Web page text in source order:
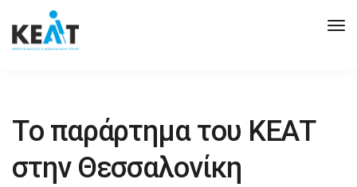
Tο παράρτημα του ΚΕΑΤ
στην Θεσσαλονίκη